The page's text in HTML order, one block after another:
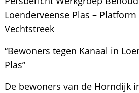
Loenderveense Plas –
Vechtstreek
“Bewoners tegen Kanaal in
Plas”
De bewoners van de Horndijk